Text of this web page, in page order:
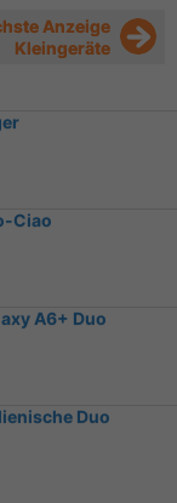
Anzeige
Kleingeräte
Ciao
A6+ Duo
Duo